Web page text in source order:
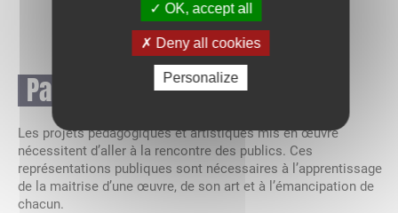
Partager
Les projets pédagogiques et artistiques mis en œuvre
nécessitent d’aller à la rencontre des publics. Ces
représentations publiques sont nécessaires à l’apprentissage
de la maitrise d’une œuvre, de son art et à l’émancipation de
chacun.
OK, accept all
Deny all cookies
Personalize